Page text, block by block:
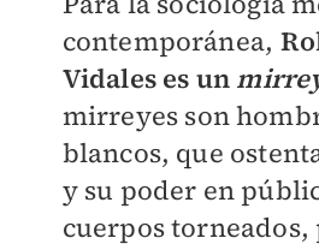
contemporánea,
Vidales es un
mirreyes son
blancos, que
y su poder en
cuerpos torneados,